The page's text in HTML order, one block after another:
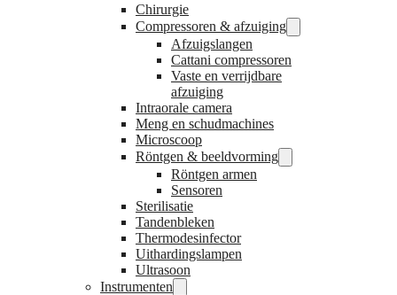
Chirurgie
Compressoren & afzuiging
Afzuigslangen
Cattani compressoren
Vaste en verrijdbare
afzuiging
Intraorale camera
Meng en schudmachines
Microscoop
Röntgen & beeldvorming
Röntgen armen
Sensoren
Sterilisatie
Tandenbleken
Thermodesinfector
Uithardingslampen
Ultrasoon
Instrumenten